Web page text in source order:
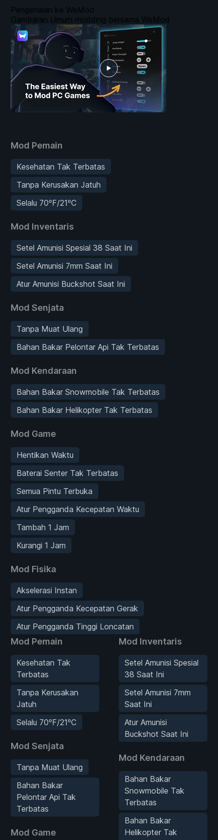
Mod Pemain
Kesehatan Tak Terbatas
Tanpa Kerusakan Jatuh
Selalu 70ºF/21ºC
Mod Inventaris
Setel Amunisi Spesial 38 Saat Ini
Setel Amunisi 7mm Saat Ini
Atur Amunisi Buckshot Saat Ini
Mod Senjata
Tanpa Muat Ulang
Bahan Bakar Pelontar Api Tak Terbatas
Mod Kendaraan
Bahan Bakar Snowmobile Tak Terbatas
Bahan Bakar Helikopter Tak Terbatas
Mod Game
Hentikan Waktu
Baterai Senter Tak Terbatas
Semua Pintu Terbuka
Atur Pengganda Kecepatan Waktu
Tambah 1 Jam
Kurangi 1 Jam
Mod Fisika
Akselerasi Instan
Atur Pengganda Kecepatan Gerak
Atur Pengganda Tinggi Loncatan
Mod Pemain
Kesehatan Tak
Terbatas
Tanpa Kerusakan
Jatuh
Selalu 70ºF/21ºC
Mod Senjata
Tanpa Muat Ulang
Bahan Bakar
Pelontar Api Tak
Terbatas
Mod Game
Mod Inventaris
Setel Amunisi Spesial
38 Saat Ini
Setel Amunisi 7mm
Saat Ini
Atur Amunisi
Buckshot Saat Ini
Mod Kendaraan
Bahan Bakar
Snowmobile Tak
Terbatas
Bahan Bakar
Helikopter Tak
Pengenalan ke WeMod
Gambaran Umum modding bersama WeMod